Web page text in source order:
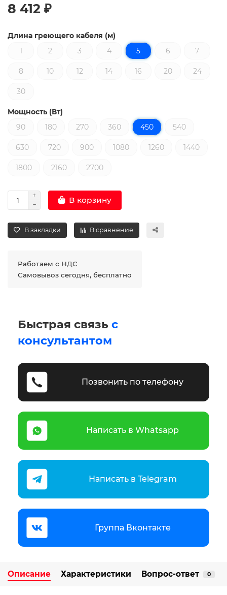
8 412 ₽
Длина греющего кабеля (м)
1
2 3 4 5 6 7
8 10 12 14 16 20 24
30
Мощность (Вт)
90
180 270 360 450 540
630 720 900 1080 1260 1440
1800 2160 2700
В корзину
В закладки В сравнение
Работаем с НДС
Самовывоз сегодня, бесплатно
Быстрая связь с
консультантом
Позвонить по телефону
Написать в Whatsapp
Написать в Telegram
Группа Вконтакте
Описание Характеристики Вопрос-ответ 0